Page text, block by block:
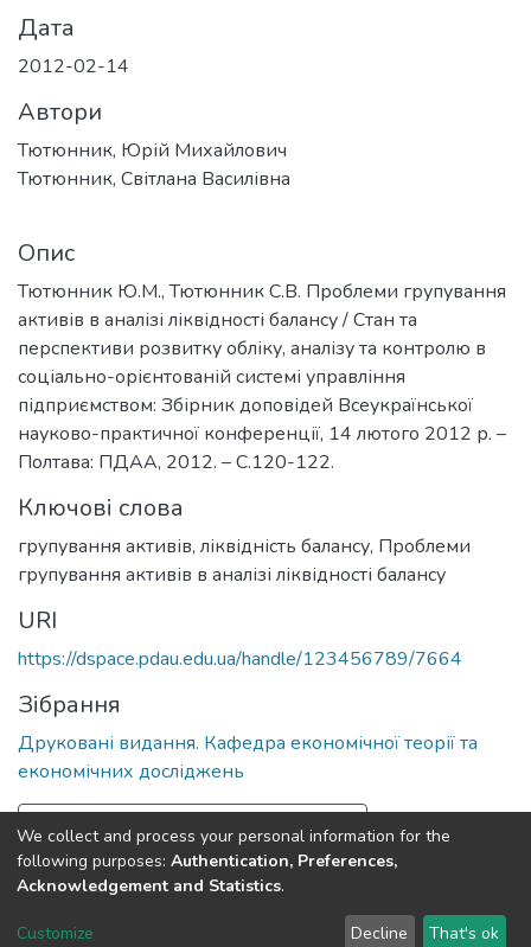
Дата
2012-02-14
Автори
Тютюнник, Юрій Михайлович
Тютюнник, Світлана Василівна
Опис
Тютюнник Ю.М., Тютюнник С.В. Проблеми групування
активів в аналізі ліквідності балансу / Стан та
перспективи розвитку обліку, аналізу та контролю в
соціально-орієнтованій системі управління
підприємством: Збірник доповідей Всеукраїнської
науково-практичної конференції, 14 лютого 2012 р. –
Полтава: ПДАА, 2012. – С.120-122.
Ключові слова
групування активів, ліквідність балансу, Проблеми
групування активів в аналізі ліквідності балансу
URI
https://dspace.pdau.edu.ua/handle/123456789/7664
Зібрання
Друковані видання. Кафедра економічної теорії та
економічних досліджень
Повна інформація про документ
Полтавський державний аграрний університет
LYRASIS
We collect and process your personal information for the
following purposes: Authentication, Preferences,
Acknowledgement and Statistics.
Customize Decline That's ok